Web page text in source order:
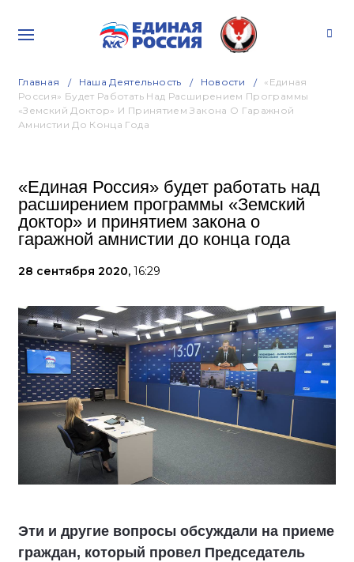
Главная Наша Деятельность Новости
«Единая
Россия» Будет Работать Над Расширением Программы
«Земский Доктор» И Принятием Закона О Гаражной
Амнистии До Конца Года
«Единая Россия» будет работать над
расширением программы «Земский
доктор» и принятием закона о
гаражной амнистии до конца года
28 сентября 2020, 16:29
Эти и другие вопросы обсуждали на приеме
граждан, который провел Председатель